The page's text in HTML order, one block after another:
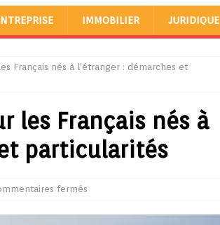
IMMOBILIER JURIDIQUE
Français nés à l’étranger : démarches et
les Français nés à
particularités
fermés